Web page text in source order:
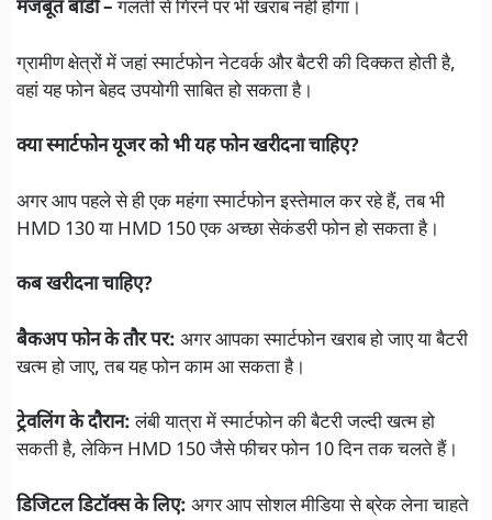
मजबूत बॉडी –गलती से गिरने पर भी खराब नहीं होगा।
ग्रामीण क्षेत्रों में जहां स्मार्टफोन नेटवर्क और बैटरी की दिक्कत होती है,
वहां यह फोन बेहद उपयोगी साबित हो सकता है।
क्या स्मार्टफोन यूजर को भी यह फोन खरीदना चाहिए?
अगर आप पहले से ही एक महंगा स्मार्टफोन इस्तेमाल कर रहे हैं, तब भी
HMD 130 या HMD 150 एक अच्छा सेकंडरी फोन हो सकता है।
कब खरीदना चाहिए?
बैकअप फोन के तौर पर: अगर आपका स्मार्टफोन खराब हो जाए या बैटरी
खत्म हो जाए, तब यह फोन काम आ सकता है।
ट्रेवलिंग के दौरान:लंबी यात्रा में स्मार्टफोन की बैटरी जल्दी खत्म हो
सकती है, लेकिन HMD 150 जैसे फीचर फोन 10 दिन तक चलते हैं।
डिजिटल डिटॉक्स के लिए: अगर आप सोशल मीडिया से ब्रेक लेना चाहते